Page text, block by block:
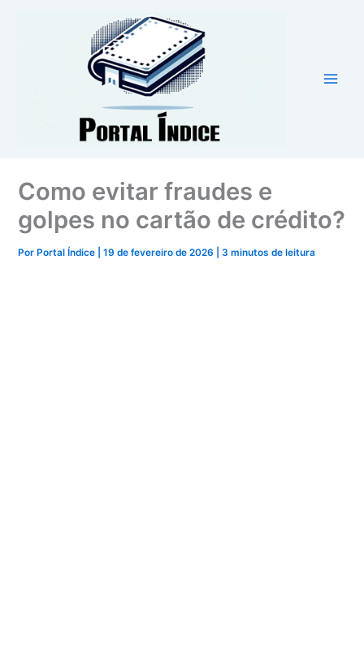
Como evitar fraudes e
golpes no cartão de crédito?
PorPortal Índice |19 de fevereiro de 2026 |3 minutos de leitura